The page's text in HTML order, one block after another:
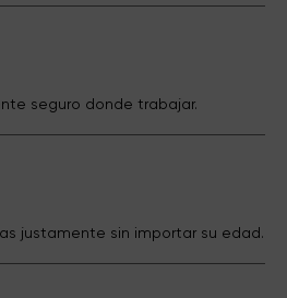
seguro donde trabajar.
justamente sin importar su edad.